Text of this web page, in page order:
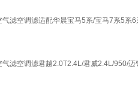
滤空调滤适配华晨宝马5系/宝马7系5系6
滤空调滤君越2.0T2.4L/君威2.4L/950/迈